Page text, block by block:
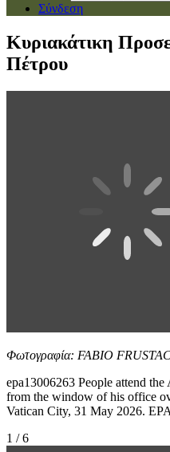
Σύνδεση
Κυριακάτικη
Πέτρου
Φωτογραφία: FABIO
epa13006263 People attend
from the window of his office
Vatican City, 31 May 2026.
1 / 6